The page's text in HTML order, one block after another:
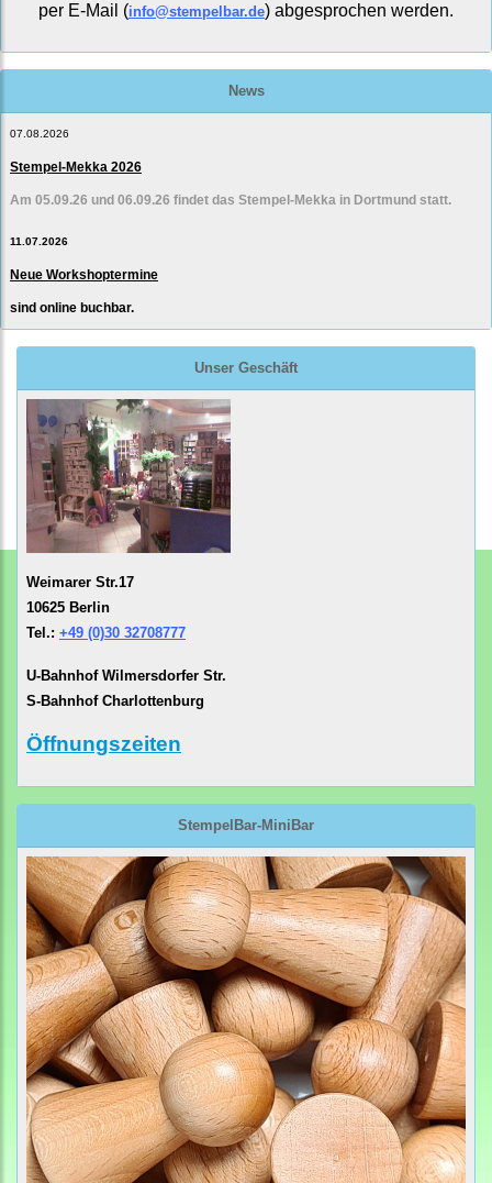
per E-Mail (info@stempelbar.de) abgesprochen werden.
News
07.08.2026
Stempel-Mekka 2026
Am 05.09.26 und 06.09.26 findet das Stempel-Mekka in Dortmund statt.
11.07.2026
Neue Workshoptermine
sind online buchbar.
Unser Geschäft
Weimarer Str.17
10625 Berlin
Tel.: +49 (0)30 32708777
U-Bahnhof Wilmersdorfer Str.
S-Bahnhof Charlottenburg
Öffnungszeiten
StempelBar-MiniBar